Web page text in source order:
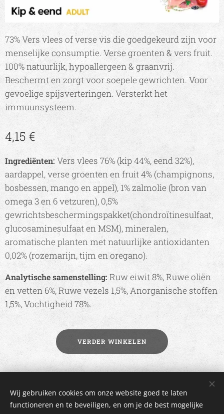
73% Vers vlees of verse vis die goedgekeurd zijn voor
menselijke consumptie. Verse groenten & vers fruit.
100% natuurlijk, hypoallergeen & graanvrij.
Beschermt en zorgt voor soepele gewrichten. Voor
gevoelige spijsverteringen. Versterkt het
immuunsysteem.
4,15 €
Ingrediënten: Vers vlees 76% (kip 44%, eend 32%),
aardappel, verse groenten en fruit 4% (champignons,
bosbessen, mango en appel), 1% zalmolie (bron van
omega 3 en 6 vetzuren), 0,5%
gewrichtsbeschermingspakket(chondroïtinesulfaat,
glucosaminesulfaat en MSM), mineralen,
aromatische planten met natuurlijke antioxidanten
0,02% (rozemarijn, tijm en oregano).
Analytische samenstelling: Ruw eiwit 8%, Ruwe oliën
en vetten 6%, Ruwe vezels 1,5%, Anorganische stoffen
1,5%, Vochtigheid 78%.
VERDER WINKELEN
2017 IdyIlse | Alle rechten voorbehouden |Algemene voorwaarden
| Mogelijk gemaakt door Webnode
Wij gebruiken cookies om onze website goed te laten
functioneren en te beveiligen, en om je de best mogelijke